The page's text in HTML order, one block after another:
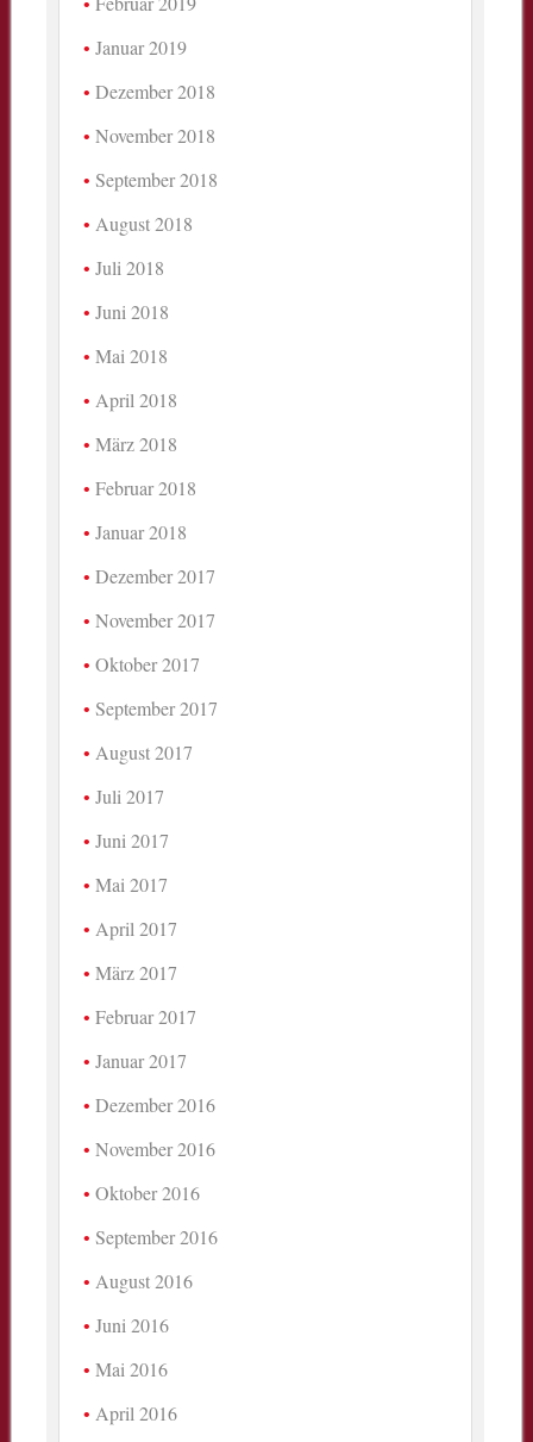
Januar 2019
Dezember 2018
November 2018
September 2018
August 2018
Juli 2018
Juni 2018
Mai 2018
April 2018
März 2018
Februar 2018
Januar 2018
Dezember 2017
November 2017
Oktober 2017
September 2017
August 2017
Juli 2017
Juni 2017
Mai 2017
April 2017
März 2017
Februar 2017
Januar 2017
Dezember 2016
November 2016
Oktober 2016
September 2016
August 2016
Juni 2016
Mai 2016
April 2016